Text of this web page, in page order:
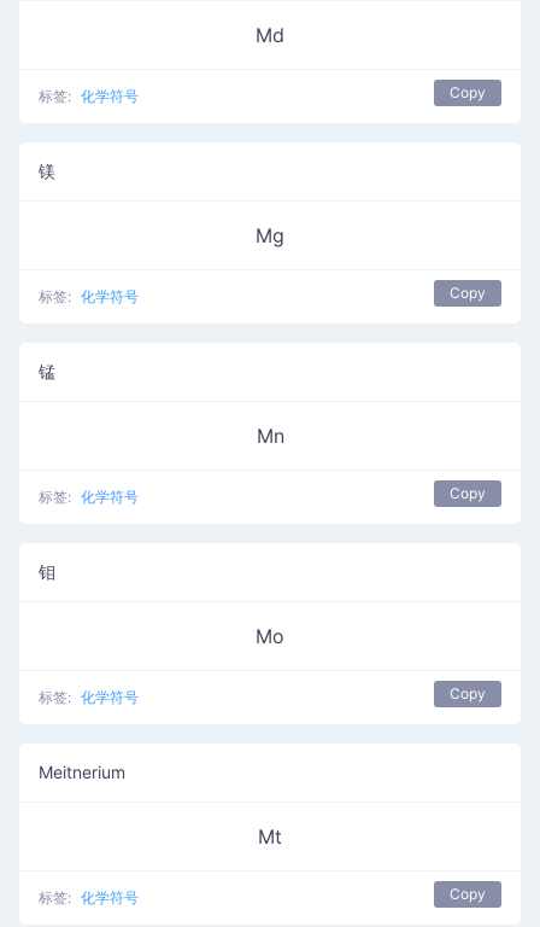
Md
标签: 化学符号 Copy
镁
Mg
标签: 化学符号 Copy
锰
Mn
标签: 化学符号 Copy
钼
Mo
标签: 化学符号 Copy
Meitnerium
Mt
标签: 化学符号 Copy